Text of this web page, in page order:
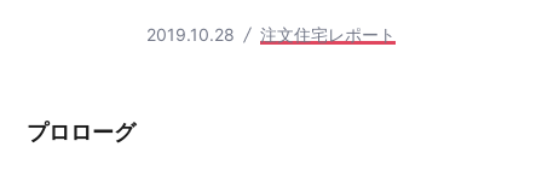
2019.10.28 注文住宅レポート
プロローグ